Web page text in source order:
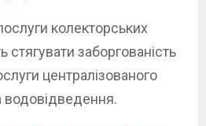
колекторських
стягувати заборгованість
централізованого
водовідведення.